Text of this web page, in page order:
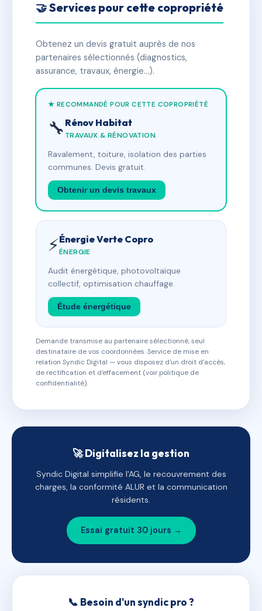
🤝 Services pour cette copropriété
Obtenez un devis gratuit auprès de nos
partenaires sélectionnés (diagnostics,
assurance, travaux, énergie…).
★ RECOMMANDÉ POUR CETTE COPROPRIÉTÉ
🔧 Rénov Habitat
TRAVAUX & RÉNOVATION
Ravalement, toiture, isolation des parties
communes. Devis gratuit.
Obtenir un devis travaux
⚡Énergie Verte Copro
ÉNERGIE
Audit énergétique, photovoltaïque
collectif, optimisation chauffage.
Étude énergétique
Demande transmise au partenaire sélectionné, seul
destinataire de vos coordonnées. Service de mise en
relation Syndic Digital — vous disposez d'un droit d'accès,
de rectification et d'effacement (voir politique de
confidentialité).
🚀 Digitalisez la gestion
Syndic Digital simplifie l'AG, le recouvrement des
charges, la conformité ALUR et la communication
résidents.
Essai gratuit 30 jours →
📞 Besoin d'un syndic pro ?